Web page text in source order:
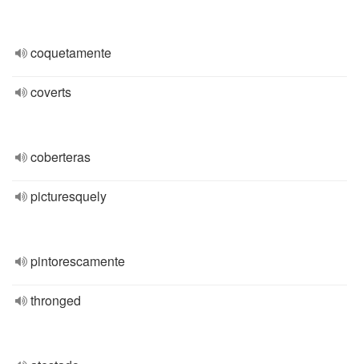
coquetamente
coverts
coberteras
picturesquely
pintorescamente
thronged